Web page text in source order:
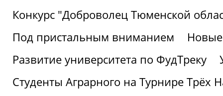
Конкурс "Доброволец Тюменской
Под пристальным вниманием
Развитие университета по ФудТреку
Студенты Аграрного на Турнире Трёх